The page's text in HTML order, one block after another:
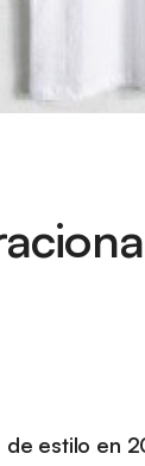
estilo en